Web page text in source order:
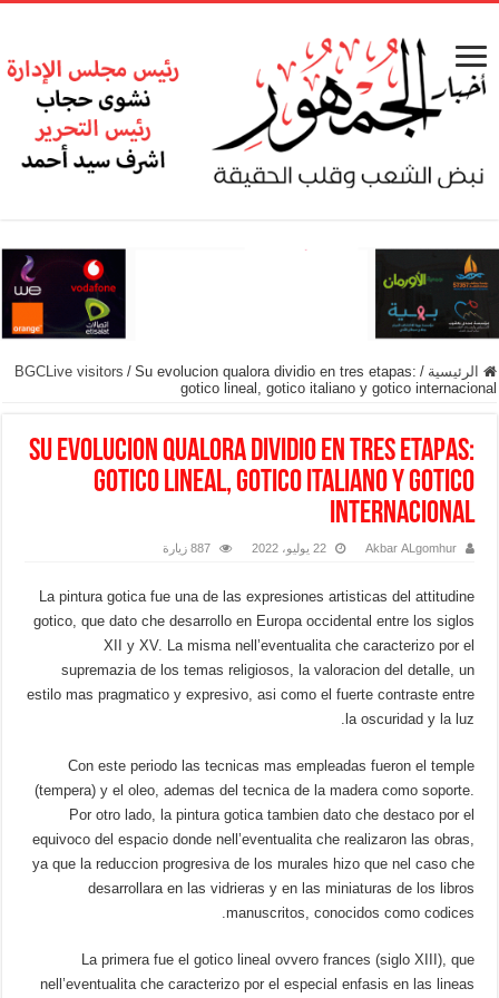
الرئيسية /
BGCLive visitors / Su evolucion qualora dividio en tres etapas:
gotico lineal, gotico italiano y gotico internacional
Su evolucion qualora dividio en tres etapas:
gotico lineal, gotico italiano y gotico
internacional
Akbar ALgomhur 22 يوليو، 2022 887 زيارة
La pintura gotica fue una de las expresiones artisticas del attitudine
gotico, que dato che desarrollo en Europa occidental entre los siglos
XII y XV. La misma nell’eventualita che caracterizo por el
supremazia de los temas religiosos, la valoracion del detalle, un
estilo mas pragmatico y expresivo, asi como el fuerte contraste entre
la oscuridad y la luz.
Con este periodo las tecnicas mas empleadas fueron el temple
(tempera) y el oleo, ademas del tecnica de la madera como soporte.
Por otro lado, la pintura gotica tambien dato che destaco por el
equivoco del espacio donde nell’eventualita che realizaron las obras,
ya que la reduccion progresiva de los murales hizo que nel caso che
desarrollara en las vidrieras y en las miniaturas de los libros
manuscritos, conocidos como codices.
La primera fue el gotico lineal ovvero frances (siglo XIII), que
nell’eventualita che caracterizo por el especial enfasis en las lineas